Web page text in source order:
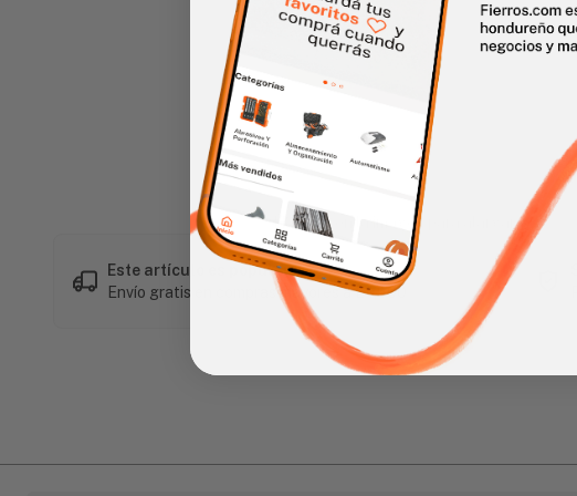
Haz clic en la imagen para alargar
Este artículo es popular
Envío gratis en compras mayores a L 1,500